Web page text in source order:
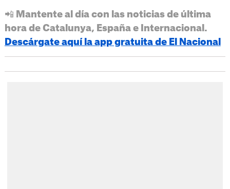
📲 Mantente al día con las noticias de última
hora de Catalunya, España e Internacional.
Descárgate aquí la app gratuita de El Nacional